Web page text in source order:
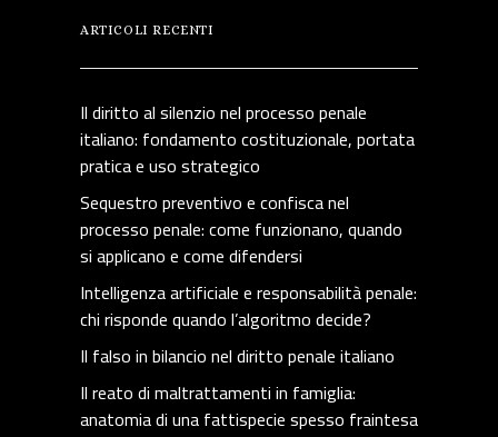
ARTICOLI RECENTI
Il diritto al silenzio nel processo penale
italiano: fondamento costituzionale, portata
pratica e uso strategico
Sequestro preventivo e confisca nel
processo penale: come funzionano, quando
si applicano e come difendersi
Intelligenza artificiale e responsabilità penale:
chi risponde quando l’algoritmo decide?
Il falso in bilancio nel diritto penale italiano
Il reato di maltrattamenti in famiglia:
anatomia di una fattispecie spesso fraintesa